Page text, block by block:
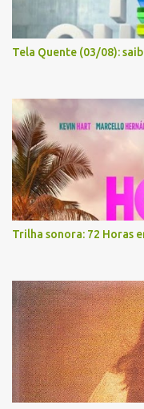
Tela Quente (03/08):
Trilha sonora: 72 Horas